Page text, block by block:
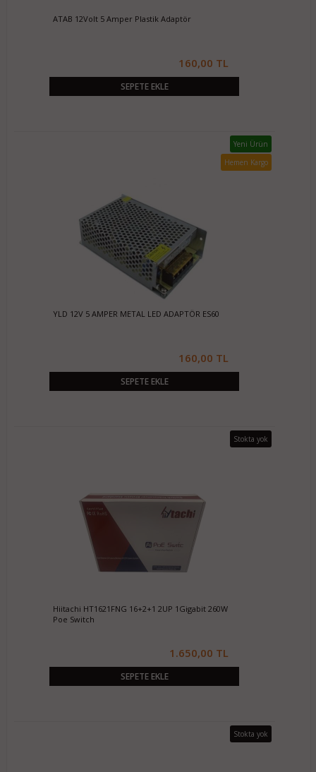
ATAB 12Volt 5 Amper Plastik Adaptör
160,00 TL
SEPETE EKLE
Yeni Ürün
Hemen Kargo
YLD 12V 5 AMPER METAL LED ADAPTÖR ES60
160,00 TL
SEPETE EKLE
Stokta yok
Hiitachi HT1621FNG 16+2+1 2UP 1Gigabit 260W
Poe Switch
1.650,00 TL
SEPETE EKLE
Stokta yok